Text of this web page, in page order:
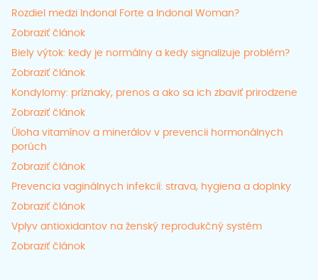
Rozdiel medzi Indonal Forte a Indonal Woman?
Zobraziť článok
Biely výtok: kedy je normálny a kedy signalizuje problém?
Zobraziť článok
Kondylomy: príznaky, prenos a ako sa ich zbaviť prirodzene
Zobraziť článok
Úloha vitamínov a minerálov v prevencii hormonálnych
porúch
Zobraziť článok
Prevencia vaginálnych infekcií: strava, hygiena a doplnky
Zobraziť článok
Vplyv antioxidantov na ženský reprodukčný systém
Zobraziť článok